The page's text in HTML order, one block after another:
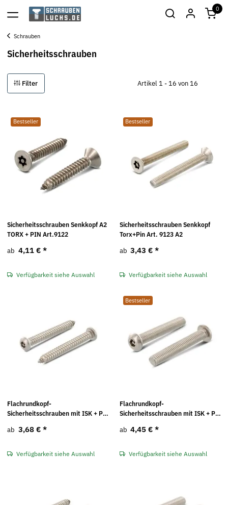
0
Schrauben
Sicherheitsschrauben
Filter Artikel 1 - 16 von 16
Bestseller
Sicherheitsschrauben Senkkopf A2
TORX + PIN Art.9122
ab 4,11 € *
Verfügbarkeit siehe Auswahl
Bestseller
Sicherheitsschrauben Senkkopf
Torx+Pin Art. 9123 A2
ab 3,43 € *
Verfügbarkeit siehe Auswahl
Flachrundkopf-
Sicherheitsschrauben mit ISK + Pin
ab 3,68 € *
Verfügbarkeit siehe Auswahl
Bestseller
Flachrundkopf-
Sicherheitsschrauben mit ISK + Pin
ab 4,45 € *
Verfügbarkeit siehe Auswahl